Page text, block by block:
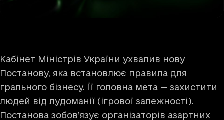
Кабінет Міністрів України ухвалив нову
Постанову, яка встановлює правила для
грального бізнесу. Її головна мета — захистити
людей від лудоманії (ігрової залежності).
Постанова зобов’язує організаторів азартних